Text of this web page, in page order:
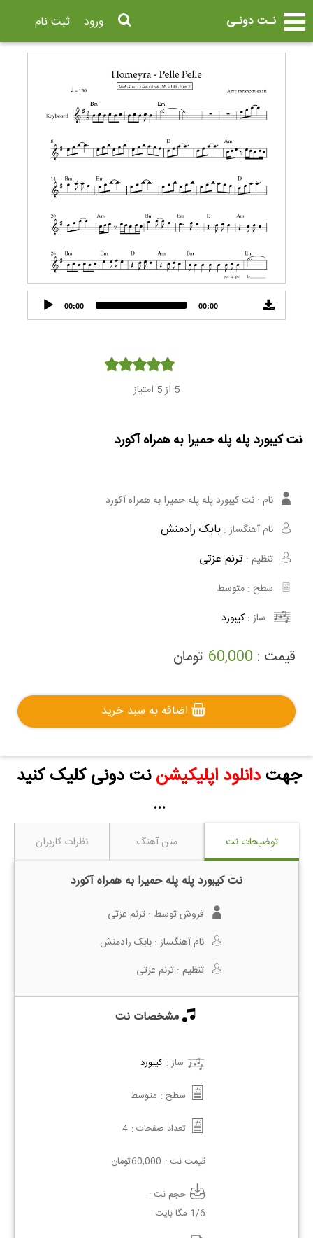
نـت دونـی ثبت نام ورود
Audio
Player
00:00 00:00
5 از 5 امتیاز
نت کیبورد پله پله حمیرا به همراه آکورد
نام : نت کیبورد پله پله حمیرا به همراه آکورد
نام آهنگساز : بابک رادمنش
تنظیم : ترنم عزتی
سطح : متوسط
ساز : کیبورد
قیمت : 60,000 تومان
اضافه به سبد خرید
جهتدانلود اپلیکیشن نت دونی کلیک کنید
...
توضیحات نت متن آهنگ نظرات کاربران
نت کیبورد پله پله حمیرا به همراه آکورد
فروش توسط : ترنم عزتی
نام آهنگساز : بابک رادمنش
تنظیم : ترنم عزتی
مشخصات نت
ساز : کیبورد
سطح : متوسط
تعداد صفحات : 4
قیمت نت : 60,000تومان
حجم نت :
1/6 مگا بایت